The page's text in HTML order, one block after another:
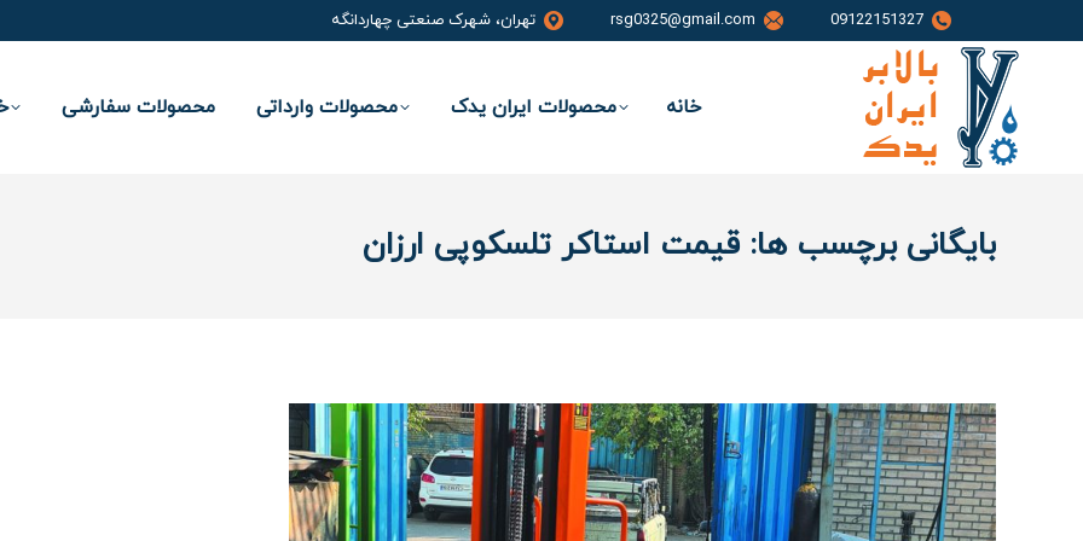
09122151327
rsg0325@gmail.com تهران، شهرک صنعتی چهاردانگه
خانه محصولات ایران یدک محصولات وارداتی محصولات سفارشی
بایگانی برچسب ها: قیمت استاکر تلسکوپی ارزان